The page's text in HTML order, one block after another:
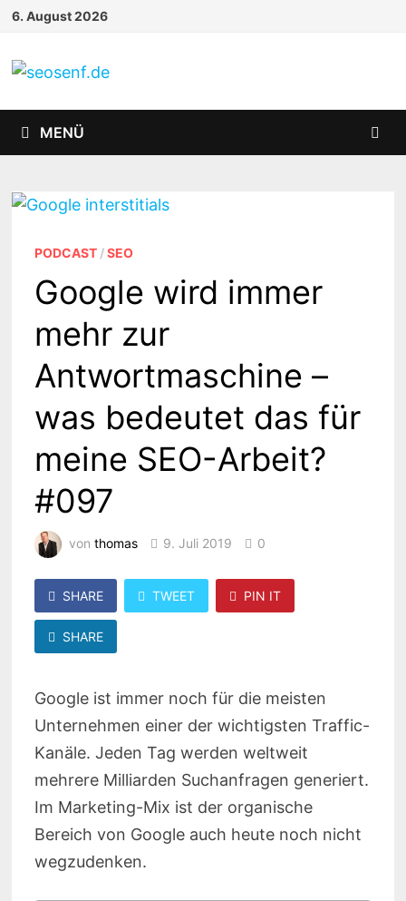
Zurück
Inhalt
6. August 2026
MENÜ
PODCAST/SEO
Google wird immer
mehr zur
Antwortmaschine –
was bedeutet das für
meine SEO-Arbeit?
#097
von thomas 9. Juli 2019 0
SHARE TWEET PIN IT
SHARE
Google ist immer noch für die meisten
Unternehmen einer der wichtigsten Traffic-
Kanäle. Jeden Tag werden weltweit
mehrere Milliarden Suchanfragen generiert.
Im Marketing-Mix ist der organische
Bereich von Google auch heute noch nicht
wegzudenken.